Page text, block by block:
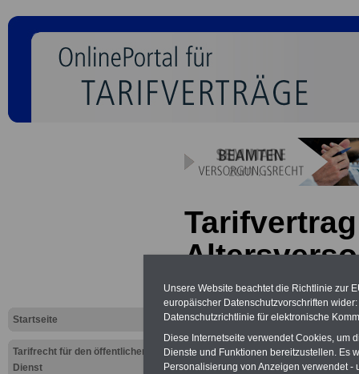
Startseite
Tarifrecht für den öffentlichen
Dienst
Tarifvertrag
VKA: §
des
Beteiligten
Unsere Website beachtet die Richtlinie zur
europäischer Datenschutzvorschriften
Datenschutzrichtlinie für elektronische
Diese Internetseite verwendet Cookies, um
Dienste und Funktionen bereitzustellen. Es
Personalisierung von Anzeigen verwendet